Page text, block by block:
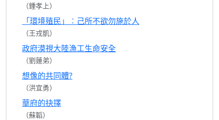
（鍾孝上）
「環境殖民」︰己所不欲勿施於人
（王戎凱）
政府漠視大陸漁工生命安全
（劉蓮弟）
想像的共同體?
（洪宜勇）
華府的抉擇
（蘇韜）